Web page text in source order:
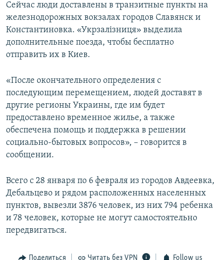
Сейчас люди доставлены в транзитные пункты на
железнодорожных вокзалах городов Славянск и
Константиновка. «Укрзалізниця» выделила
дополнительные поезда, чтобы бесплатно
отправить их в Киев.
«После окончательного определения с
последующим перемещением, людей доставят в
другие регионы Украины, где им будет
предоставлено временное жилье, а также
обеспечена помощь и поддержка в решении
социально-бытовых вопросов», – говорится в
сообщении.
Всего с 28 января по 6 февраля из городов Авдеевка,
Дебальцево и рядом расположенных населенных
пунктов, вывезли 3876 человек, из них 794 ребенка
и 78 человек, которые не могут самостоятельно
передвигаться.
Поделиться Читать без VPN Follow us